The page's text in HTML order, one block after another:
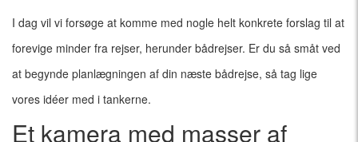
I dag vil vi forsøge at komme med nogle helt konkrete forslag til at
forevige minder fra rejser, herunder bådrejser. Er du så småt ved
at begynde planlægningen af din næste bådrejse, så tag lige
vores idéer med i tankerne.
Et kamera med masser af